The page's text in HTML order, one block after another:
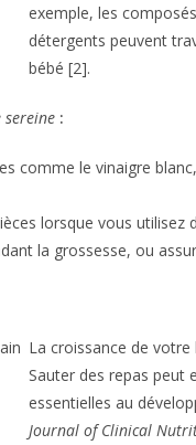
exemple, les
détergents peuvent
bébé [2].
sereine :
comme le vinaigre
lorsque vous utilisez
la grossesse, ou
La croissance de
Sauter des repas peut
essentielles au
Journal of Clinical